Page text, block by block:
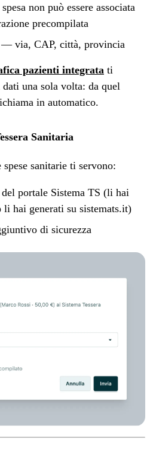
non può essere associata
precompilata
— via, CAP, città, provincia
pazienti integrata ti
una sola volta: da quel
in automatico.
Sanitaria
sanitarie ti servono:
del portale Sistema TS (li hai
hai generati su sistemats.it)
di sicurezza